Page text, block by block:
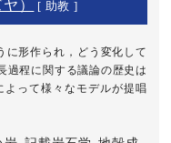
） [ 助教 ]
に形作られ，どう変化して
過程に関する議論の歴史は
って様々なモデルが提唱